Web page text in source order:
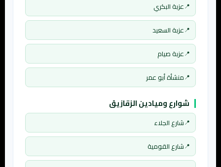
عزبة البكري
عزبة السعيد
عزبة صيام
منشأة أبو عمر
شوارع وميادين الزقازيق
شارع الجلاء
شارع القومية